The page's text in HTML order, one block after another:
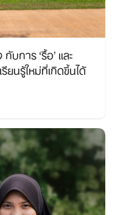
บการ ‘รื้อ’ และ
ยนรู้ใหม่ที่เกิดขึ้นได้